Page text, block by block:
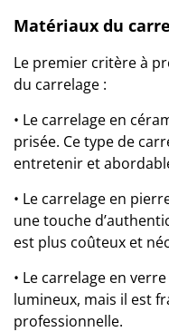
Matériaux du
Le premier critère à
du carrelage :
• Le carrelage en
prisée. Ce type de
entretenir et
• Le carrelage en
une touche
est plus coûteux et
• Le carrelage en
lumineux, mais il est
professionnelle.